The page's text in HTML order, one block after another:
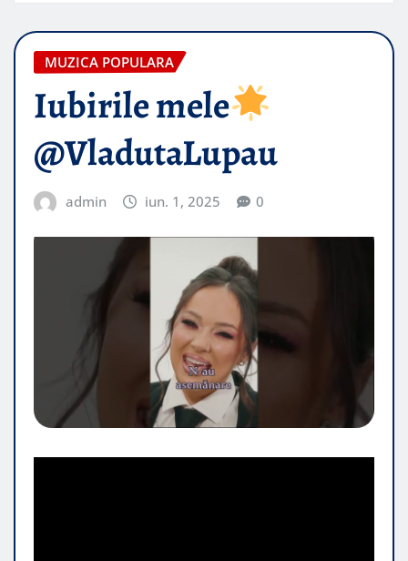
MUZICA POPULARA
Iubirile mele
@VladutaLupau
admin iun. 1, 2025 0